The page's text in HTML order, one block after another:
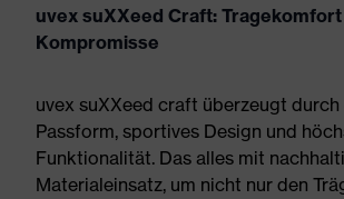
uvex suXXeed Craft:
Kompromisse
uvex suXXeed craft überzeugt
Passform, sportives Design und
Funktionalität. Das alles mit
Materialeinsatz, um nicht nur den